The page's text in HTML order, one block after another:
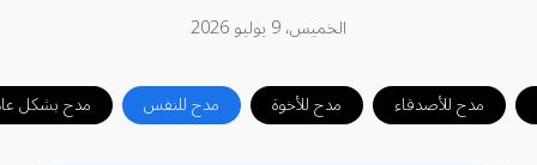
الخميس، 9 يوليو 2026
مدح للأصدقاء مدح للأخوة مدح للنفس مدح بشكل